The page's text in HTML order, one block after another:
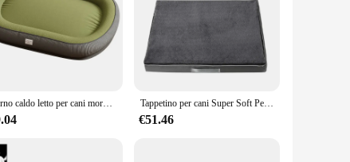
foam used in these beds contours to your pet's
any home, while the ergonomic shape ensures that
construction of these beds ensures that they can
also resilient, maintaining its shape and support over
Additionally, these pet beds are available for
offer high-quality pet products to their customers.
Inverno caldo letto per cani morbido memory foam tappetino per animali domestici per cani di piccola taglia media gatti cuccia per cani antiscivolo rimovibile forniture per animali domestici Tappetino per cani Super Soft Pet Puppy Sofa Memory Foam letto per cani per cani di taglia grande materasso per cani lavabile rimovibile tappetino per animali domestici biancheria da letto per cani da compagnia
€51.46